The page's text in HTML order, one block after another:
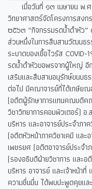
เมื่อวันที่ ๑๓ เมษายน พ.
วิทยาศาสตร์จัดโครงการสง
๒๕๖๓ “กิจกรรมรดน้ำดำหัว”
ส่วนหนึ่งในการสืบสานวัฒนธ
ระบาดของเชื้อไวรัส COVID-
รดน้ำดำหัวขอพรจากผู้ใหญ่ อี
เสริมและสืบสานอนุรักษ์ขนบธ
ต่อไป มีคณาจารย์ที่ได้เกษียณ
(อดีตผู้รักษาการแทนคณบดีค
วิชาวิทยาการคอมพิวเตอร์
บริหาร และอาจารย์ประจำ
(อดีตหัวหน้าภาควิชาเคมี แล
เพชรยศ (อดีตอาจารย์ประจ
(รองอธิบดีฝ่ายวิชาการ และ
บริหาร อาจารย์ และเจ้าหน้า
ความชื่นมื่น ได้พบปะพูดคุยแล